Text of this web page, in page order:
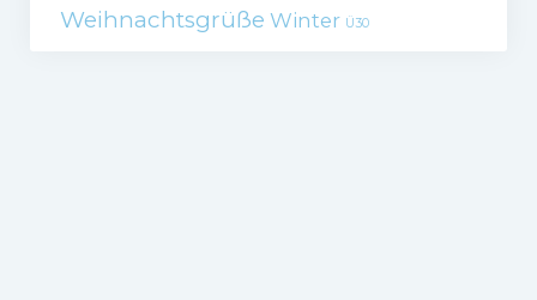
Weihnachtsgrüße Winter Ü30